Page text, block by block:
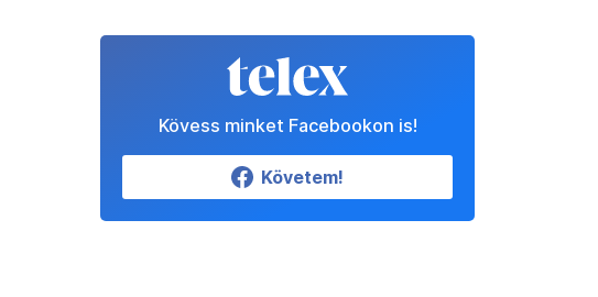
Kövess minket Facebookon is!
Követem!